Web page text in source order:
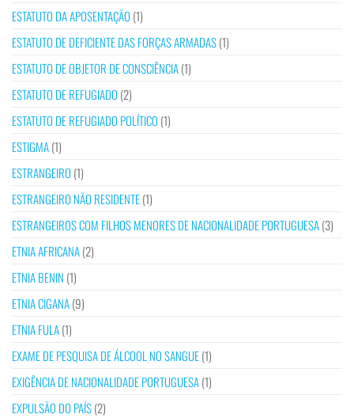
ESTATUTO DA APOSENTAÇÃO (1)
ESTATUTO DE DEFICIENTE DAS FORÇAS ARMADAS(1)
ESTATUTO DE OBJETOR DE CONSCIÊNCIA(1)
ESTATUTO DE REFUGIADO (2)
ESTATUTO DE REFUGIADO POLÍTICO (1)
ESTIGMA(1)
ESTRANGEIRO (1)
ESTRANGEIRO NÃO RESIDENTE(1)
ESTRANGEIROS COM FILHOS MENORES DE NACIONALIDADE PORTUGUESA(3)
ETNIA AFRICANA(2)
ETNIA BENIN (1)
ETNIA CIGANA(9)
ETNIA FULA(1)
EXAME DE PESQUISA DE ÁLCOOL NO SANGUE(1)
EXIGÊNCIA DE NACIONALIDADE PORTUGUESA(1)
EXPULSÃO DO PAÍS(2)